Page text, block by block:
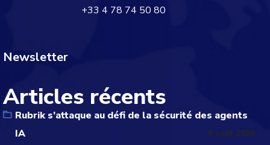
+33 4 78 74 50 80
Newsletter
Articles récents
Rubrik s’attaque au défi de la sécurité des agents
IA
6 août 2026